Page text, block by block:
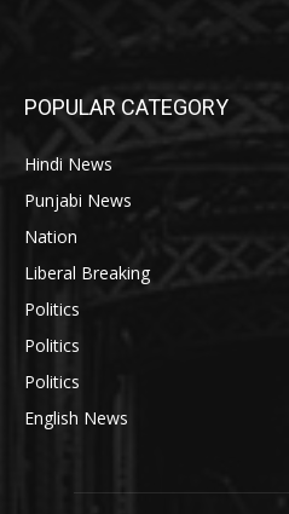
POPULAR CATEGORY
Hindi News
Punjabi News
Nation
Liberal Breaking
Politics
Politics
Politics
English News